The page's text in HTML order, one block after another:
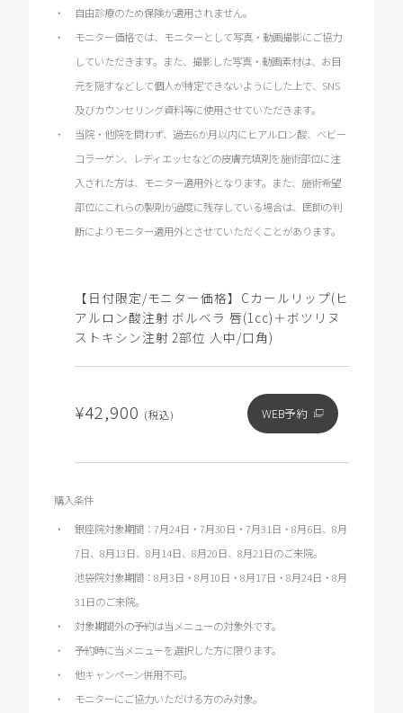
自由診療のため保険が適用されません。
モニター価格では、モニターとして写真・動画撮影にご協力
していただきます。また、撮影した写真・動画素材は、お目
元を隠すなどして個人が特定できないようにした上で、SNS
及びカウンセリング資料等に使用させていただきます。
当院・他院を問わず、過去6か月以内にヒアルロン酸、ベビー
コラーゲン、レディエッセなどの皮膚充填剤を施術部位に注
入された方は、モニター適用外となります。また、施術希望
部位にこれらの製剤が過度に残存している場合は、医師の判
断によりモニター適用外とさせていただくことがあります。
【日付限定/モニター価格】Cカールリップ(ヒ
アルロン酸注射 ボルベラ 唇(1cc)＋ボツリヌ
ストキシン注射 2部位 人中/口角)
¥42,900 (税込) WEB予約
購入条件
銀座院対象期間：7月24日・7月30日・7月31日・8月6日、8月
7日、8月13日、8月14日、8月20日、8月21日のご来院。
池袋院対象期間：8月3日・8月10日・8月17日・8月24日・8月
31日のご来院。
対象期間外の予約は当メニューの対象外です。
予約時に当メニューを選択した方に限ります。
他キャンペーン併用不可。
モニターにご協力いただける方のみ対象。